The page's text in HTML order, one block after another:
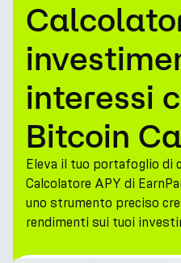
Mercati
Calcolatori
PARK Token
Risorse
Azienda
interessi
Bitcoin
Eleva il tuo portafoglio di
Calcolatore APY di
uno strumento preciso
rendimenti sui tuoi